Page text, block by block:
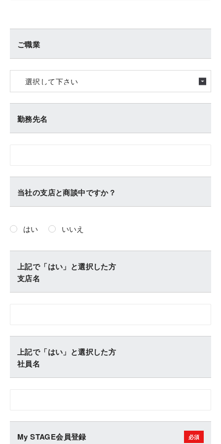
ご職業
勤務先名
当社の支店と商談中ですか？
はい いいえ
上記で「はい」と選択した方
支店名
上記で「はい」と選択した方
社員名
My STAGE会員登録